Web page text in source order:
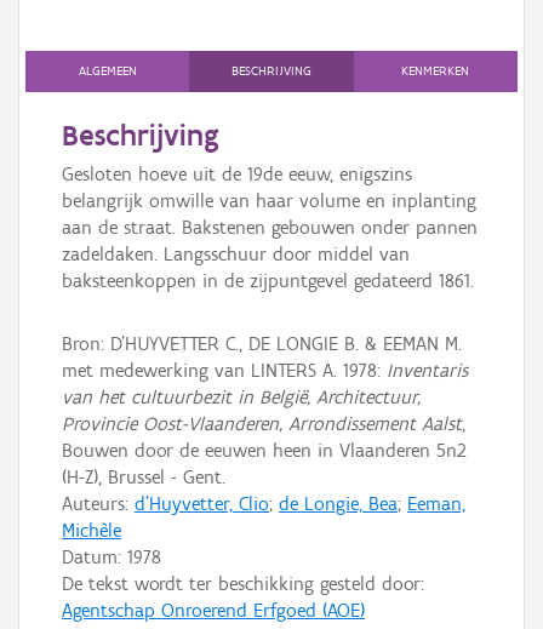
ALGEMEEN BESCHRIJVING KENMERKEN
Beschrijving
Gesloten hoeve uit de 19de eeuw, enigszins
belangrijk omwille van haar volume en inplanting
aan de straat. Bakstenen gebouwen onder pannen
zadeldaken. Langsschuur door middel van
baksteenkoppen in de zijpuntgevel gedateerd 1861.
Bron: D'HUYVETTER C., DE LONGIE B. & EEMAN M.
met medewerking van LINTERS A. 1978: Inventaris
van het cultuurbezit in België, Architectuur,
Provincie Oost-Vlaanderen, Arrondissement Aalst,
Bouwen door de eeuwen heen in Vlaanderen 5n2
(H-Z), Brussel - Gent.
Auteurs: d'Huyvetter, Clio; de Longie, Bea; Eeman,
Michèle
Datum: 1978
De tekst wordt ter beschikking gesteld door:
Agentschap Onroerend Erfgoed (AOE)